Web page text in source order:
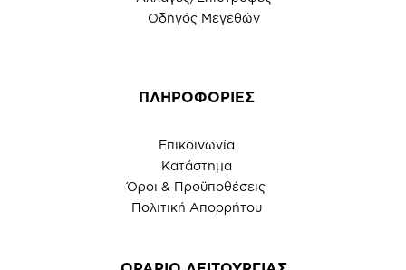
Οδηγός Μεγεθών
ΠΛΗΡΟΦΟΡΙΕΣ
Επικοινωνία
Κατάστημα
Όροι & Προϋποθέσεις
Πολιτική Απορρήτου